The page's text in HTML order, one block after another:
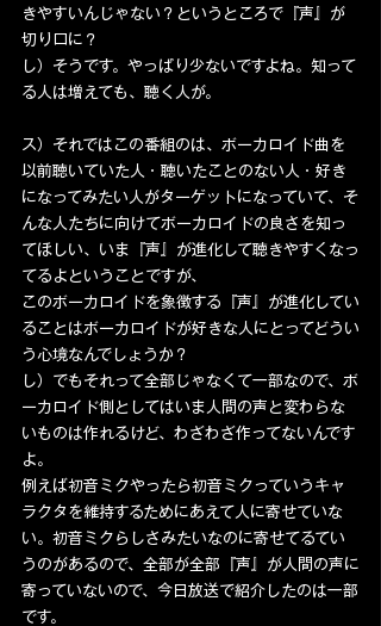
きやすいんじゃない？というところで『声』が
切り口に？
し）そうです。やっぱり少ないですよね。知って
る人は増えても、聴く人が。
ス）それではこの番組のは、ボーカロイド曲を
以前聴いていた人・聴いたことのない人・好き
になってみたい人がターゲットになっていて、そ
んな人たちに向けてボーカロイドの良さを知っ
てほしい、いま『声』が進化して聴きやすくなっ
てるよということですが、
このボーカロイドを象徴する『声』が進化してい
ることはボーカロイドが好きな人にとってどうい
う心境なんでしょうか？
し）でもそれって全部じゃなくて一部なので、ボ
ーカロイド側としてはいま人間の声と変わらな
いものは作れるけど、わざわざ作ってないんです
よ。
例えば初音ミクやったら初音ミクっていうキャ
ラクタを維持するためにあえて人に寄せていな
い。初音ミクらしさみたいなのに寄せてるてい
うのがあるので、全部が全部『声』が人間の声に
寄っていないので、今日放送で紹介したのは一部
です。